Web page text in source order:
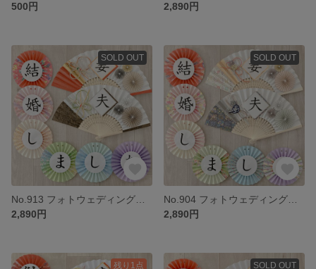
500円
2,890円
SOLD OUT
2,890円
SOLD OUT
2,890円
残り1点 SOLD OUT